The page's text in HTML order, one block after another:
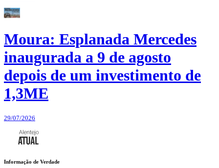
Moura: Esplanada Mercedes
inaugurada a 9 de agosto
depois de um investimento de
1,3ME
29/07/2026
Informação de Verdade